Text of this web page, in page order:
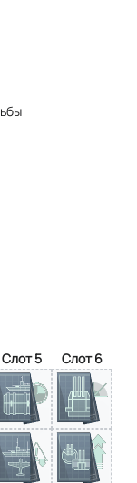
Слот 5 Слот 6